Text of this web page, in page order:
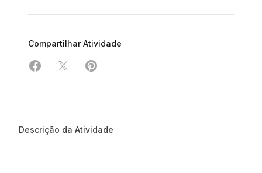
Compartilhar Atividade
Compartilhar em Facebook
Compartilhar em X
Compartilhar em Pinterest
Descrição da Atividade